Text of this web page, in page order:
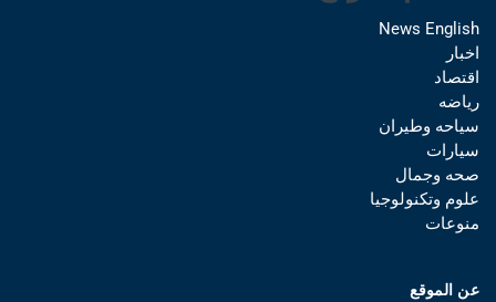
News English
اخبار
اقتصاد
رياضه
سياحه وطيران
سيارات
صحه وجمال
علوم وتكنولوجيا
منوعات
عن الموقع